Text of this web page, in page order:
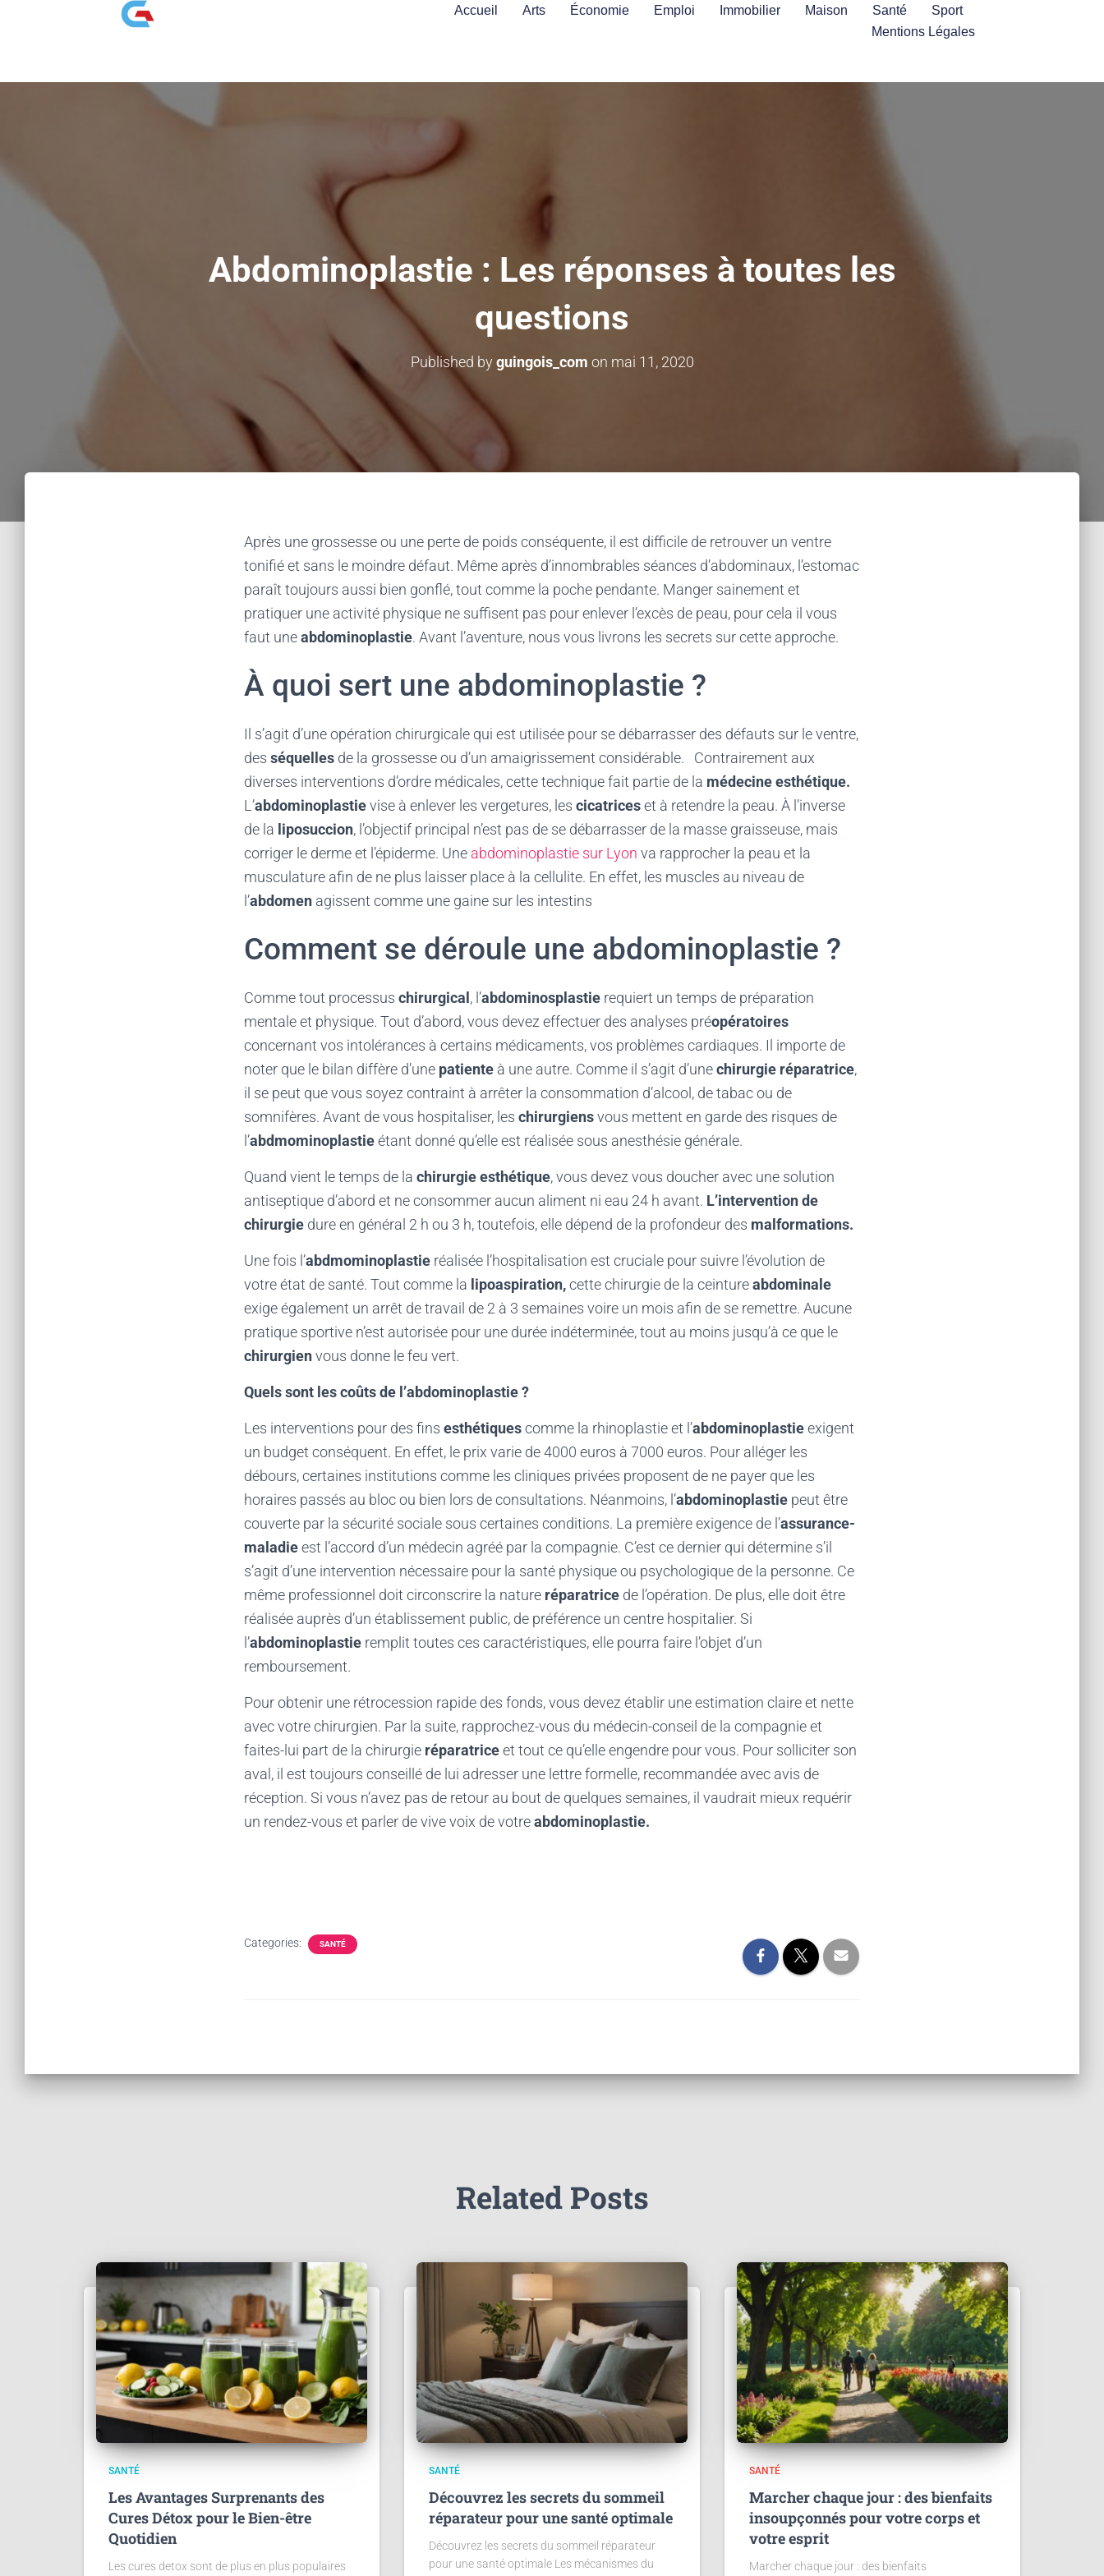
Accueil Arts Économie Emploi Immobilier Maison Santé
Sport
Mentions Légales
Abdominoplastie : Les réponses à toutes les
questions
Published byguingois_com on mai 11, 2020
Après une grossesse ou une perte de poids conséquente, il est difficile de retrouver un ventre
tonifié et sans le moindre défaut. Même après d’innombrables séances d’abdominaux, l’estomac
paraît toujours aussi bien gonflé, tout comme la poche pendante. Manger sainement et
pratiquer une activité physique ne suffisent pas pour enlever l’excès de peau, pour cela il vous
faut uneabdominoplastie. Avant l’aventure, nous vous livrons les secrets sur cette approche.
À quoi sert une abdominoplastie ?
Il s’agit d’une opération chirurgicale qui est utilisée pour se débarrasser des défauts sur le ventre,
des séquelles de la grossesse ou d’un amaigrissement considérable. Contrairement aux
diverses interventions d’ordre médicales, cette technique fait partie de la médecine esthétique.
L’abdominoplastievise à enlever les vergetures, les cicatriceset à retendre la peau. À l’inverse
de la liposuccion, l’objectif principal n’est pas de se débarrasser de la masse graisseuse, mais
corriger le derme et l’épiderme. Une abdominoplastie sur Lyon va rapprocher la peau et la
musculature afin de ne plus laisser place à la cellulite. En effet, les muscles au niveau de
l’abdomen agissent comme une gaine sur les intestins
Comment se déroule une abdominoplastie ?
Comme tout processus chirurgical , l’abdominosplastie requiert un temps de préparation
mentale et physique. Tout d’abord, vous devez effectuer des analyses préopératoires
concernant vos intolérances à certains médicaments, vos problèmes cardiaques. Il importe de
noter que le bilan diffère d’une patiente à une autre. Comme il s’agit d’unechirurgie réparatrice,
il se peut que vous soyez contraint à arrêter la consommation d’alcool, de tabac ou de
somnifères. Avant de vous hospitaliser, les chirurgiensvous mettent en garde des risques de
l’abdmominoplastieétant donné qu’elle est réalisée sous anesthésie générale.
Quand vient le temps de la chirurgie esthétique, vous devez vous doucher avec une solution
antiseptique d’abord et ne consommer aucun aliment ni eau 24 h avant. L’intervention de
chirurgie dure en général 2 h ou 3 h, toutefois, elle dépend de la profondeur des malformations.
Une fois l’abdmominoplastie réalisée l’hospitalisation est cruciale pour suivre l’évolution de
votre état de santé. Tout comme la lipoaspiration,cette chirurgie de la ceintureabdominale
exige également un arrêt de travail de 2 à 3 semaines voire un mois afin de se remettre. Aucune
pratique sportive n’est autorisée pour une durée indéterminée, tout au moins jusqu’à ce que le
chirurgienvous donne le feu vert.
Quels sont les coûts de l’abdominoplastie ?
Les interventions pour des fins esthétiquescomme la rhinoplastie et l’abdominoplastieexigent
un budget conséquent. En effet, le prix varie de 4000 euros à 7000 euros. Pour alléger les
débours, certaines institutions comme les cliniques privées proposent de ne payer que les
horaires passés au bloc ou bien lors de consultations. Néanmoins, l’abdominoplastie peut être
couverte par la sécurité sociale sous certaines conditions. La première exigence de l’assurance-
maladieest l’accord d’un médecin agréé par la compagnie. C’est ce dernier qui détermine s’il
s’agit d’une intervention nécessaire pour la santé physique ou psychologique de la personne. Ce
même professionnel doit circonscrire la nature réparatrice de l’opération. De plus, elle doit être
réalisée auprès d’un établissement public, de préférence un centre hospitalier. Si
l’abdominoplastie remplit toutes ces caractéristiques, elle pourra faire l’objet d’un
remboursement.
Pour obtenir une rétrocession rapide des fonds, vous devez établir une estimation claire et nette
avec votre chirurgien. Par la suite, rapprochez-vous du médecin-conseil de la compagnie et
faites-lui part de la chirurgie réparatriceet tout ce qu’elle engendre pour vous. Pour solliciter son
aval, il est toujours conseillé de lui adresser une lettre formelle, recommandée avec avis de
réception. Si vous n’avez pas de retour au bout de quelques semaines, il vaudrait mieux requérir
un rendez-vous et parler de vive voix de votreabdominoplastie.
Categories: SANTÉ
Related Posts
SANTÉ
Les Avantages Surprenants des
Cures Détox pour le Bien-être
Quotidien
Les cures detox sont de plus en plus populaires
SANTÉ
Découvrez les secrets du sommeil
réparateur pour une santé optimale
Découvrez les secrets du sommeil réparateur
pour une santé optimale Les mécanismes du
SANTÉ
Marcher chaque jour : des bienfaits
insoupçonnés pour votre corps et
votre esprit
Marcher chaque jour : des bienfaits